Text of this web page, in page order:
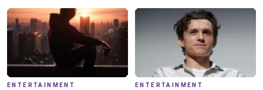
ENTERTAINMENT ENTERTAINMENT